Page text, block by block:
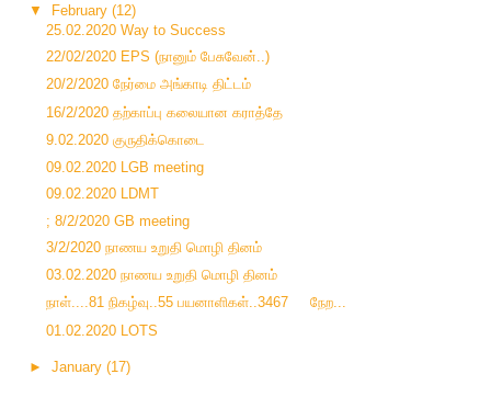
▼ February (12)
25.02.2020 Way to Success
22/02/2020 EPS (நானும் பேசுவேன்..)
20/2/2020 நேர்மை அங்காடி திட்டம்
16/2/2020 தற்காப்பு கலையான கராத்தே
9.02.2020 குருதிக்கொடை
09.02.2020 LGB meeting
09.02.2020 LDMT
; 8/2/2020 GB meeting
3/2/2020 நாணய உறுதி மொழி தினம்
03.02.2020 நாணய உறுதி மொழி தினம்
நாள்....81 நிகழ்வு..55 பயனாளிகள்..3467 நேற...
01.02.2020 LOTS
► January (17)